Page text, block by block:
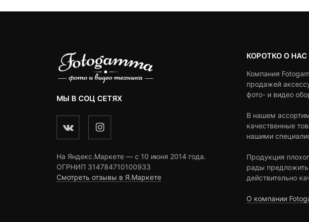
МЫ В СОЦ СЕТЯХ
На Яндекс.Маркете — c 10 июня 2014 года.
ОГРНИП 314784710100933
Смотреть отзывы в Я.Маркете
КОРОТКО О НАС
Компания
продажей
фото- и видео
В нашем
качественные
нашими
Продукция
рады
действительно
О компании